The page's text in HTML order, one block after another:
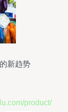
新趋势
product/